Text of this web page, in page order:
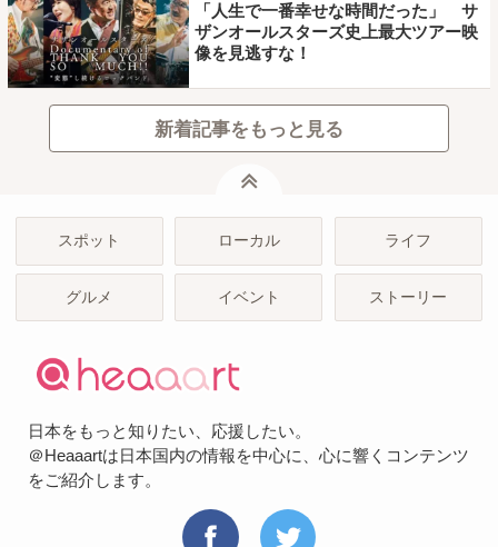
「人生で一番幸せな時間だった」 サ
ザンオールスターズ史上最大ツアー映
像を見逃すな！
新着記事をもっと見る
スポット ローカル ライフ
グルメ イベント ストーリー
日本をもっと知りたい、応援したい。
＠Heaaartは日本国内の情報を中心に、心に響くコンテンツ
をご紹介します。